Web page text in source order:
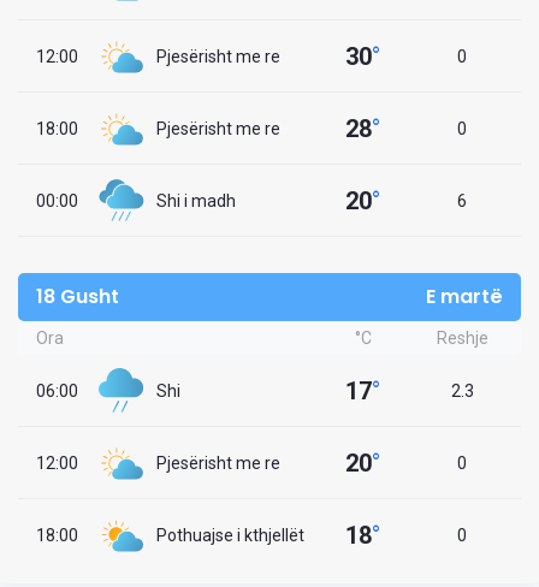
12:00 Pjesërisht me re 30° 0
18:00 Pjesërisht me re 28° 0
00:00 Shi i madh 20° 6
18 Gusht E martë
Ora °C Reshje
06:00 Shi 17° 2.3
12:00 Pjesërisht me re 20° 0
18:00 Pothuajse i kthjellët 18° 0